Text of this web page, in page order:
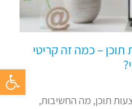
פתח
תוכן – כמה זה קריטי
תוכן, מה החשיבות,